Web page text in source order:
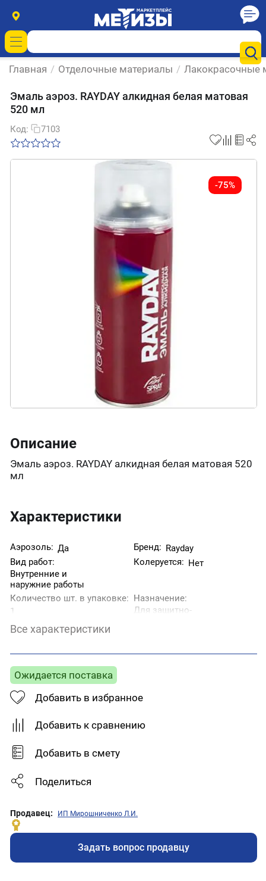
Главная / Отделочные материалы / Лакокрасочные
Эмаль аэроз. RAYDAY алкидная белая матовая
520 мл
Код: 7103
-75%
Описание
Эмаль аэроз. RAYDAY алкидная белая матовая 520
мл
Характеристики
Аэрозоль: Да Бренд: Rayday
Вид работ:
Внутренние и
наружние работы
Колеруется: Нет
Количество шт. в упаковке:
1
Назначение:
Для защитно-
деревянных,
Степень блеска: Матовая
Страна производитель:
Тип поверхности:
Керамика Металл
Пластик Стекло
Тип товара:
Цвет:
Все характеристики
Ожидается поставка
Добавить в избранное
Добавить к сравнению
Добавить в смету
Поделиться
Продавец: ИП Мирошниченко Л.И.
Задать вопрос продавцу